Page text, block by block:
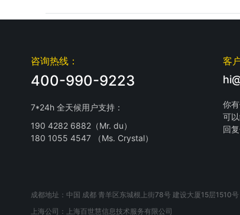
咨询热线：
400-990-9223
7*24h 全天候用户支持：
190 4282 6882（Mr. du）
180 1055 4547 （Ms. Crystal）
客
你
可
回复
成都地址：中国 成都 青羊区东城根上街78号 建设大厦15层1510号
上海公司：上海百世慧信息技术服务有限公司